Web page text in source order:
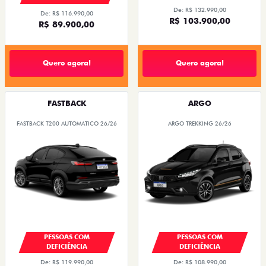
De: R$ 116.990,00
R$ 89.900,00
Quero agora!
De: R$ 132.990,00
R$ 103.900,00
Quero agora!
FASTBACK
FASTBACK T200 AUTOMÁTICO 26/26
PESSOAS COM
DEFICIÊNCIA
De: R$ 119.990,00
ARGO
ARGO TREKKING 26/26
PESSOAS COM
DEFICIÊNCIA
De: R$ 108.990,00